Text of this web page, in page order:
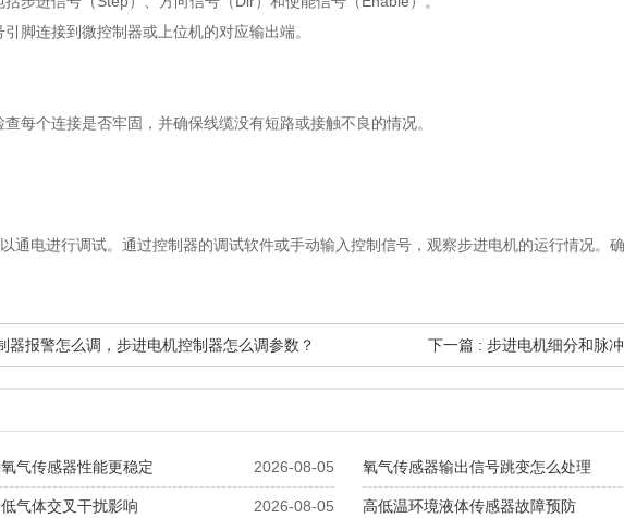
脚连接到微控制器或上位机的对应输出端。
每个连接是否牢固，并确保线缆没有短路或接触不良的情况。
通电进行调试。通过控制器的调试软件或手动输入控制信号，观察步进电机的运行情况。
器报警怎么调，步进电机控制器怎么调参数？ 下一篇 : 步进电机细分和脉
2026-08-05
气传感器性能更稳定 氧气传感器输出信号跳变怎么处理
2026-08-05
气体交叉干扰影响 高低温环境液体传感器故障预防